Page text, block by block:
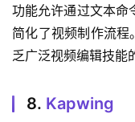
功能允许通过文本命
简化了视频制作流
乏广泛视频编辑技能
8. Kapwing